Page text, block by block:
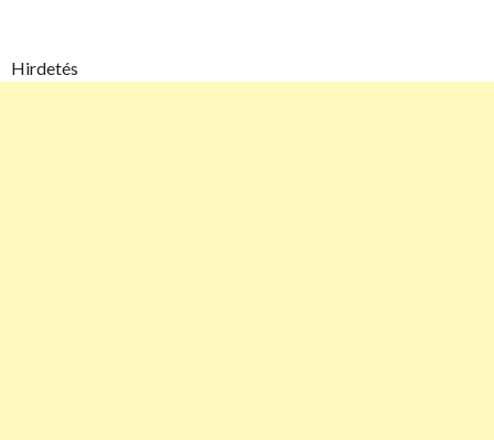
Hirdetés